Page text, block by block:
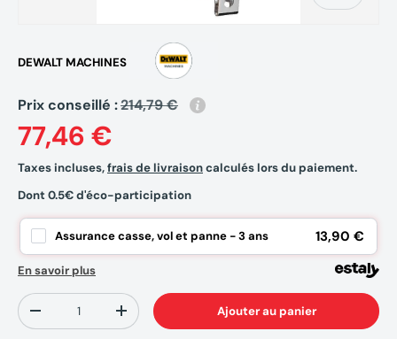
DEWALT MACHINES
Prix conseillé :214,79 €
77,46 €
Taxes incluses,frais de livraisoncalculés lors du paiement.
Dont 0.5€ d'éco-participation
Assurance casse, vol et panne - 3 ans 13,90 €
En savoir plus
Qté
-
+ Ajouter au panier